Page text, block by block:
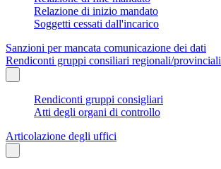
Relazione di inizio mandato
Soggetti cessati dall'incarico
Sanzioni per mancata comunicazione dei dati
Rendiconti gruppi consiliari regionali/provinciali
Rendiconti gruppi consigliari
Atti degli organi di controllo
Articolazione degli uffici